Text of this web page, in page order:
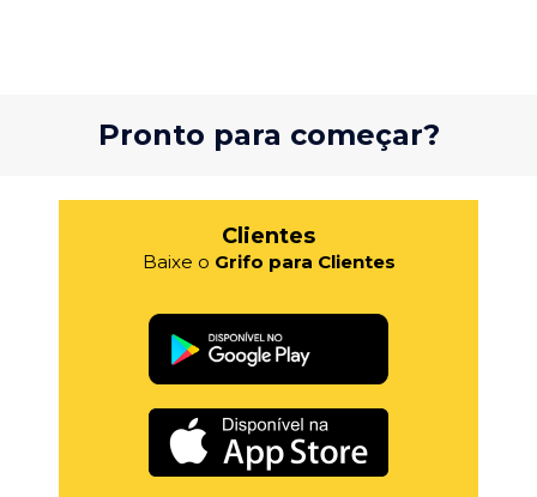
Pronto para começar?
Clientes
Baixe o Grifo para Clientes